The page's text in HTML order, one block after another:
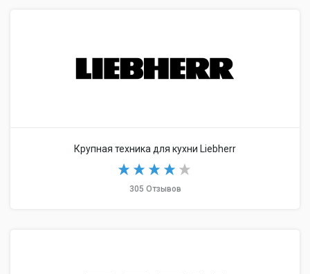
Крупная техника для кухни Liebherr
305 Отзывов